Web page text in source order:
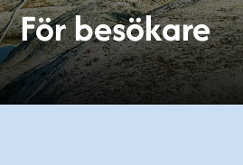
För besökare